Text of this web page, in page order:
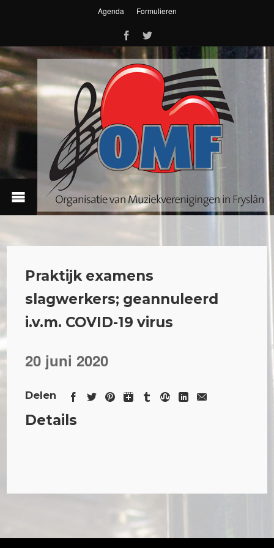
Agenda Formulieren
Praktijk examens
slagwerkers; geannuleerd
i.v.m. COVID-19 virus
20 juni 2020
Delen
Details